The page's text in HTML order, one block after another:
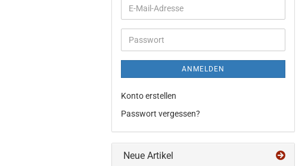
E-
Mail-
Adresse
Passwort
ANMELDEN
Konto erstellen
Passwort vergessen?
Neue Artikel